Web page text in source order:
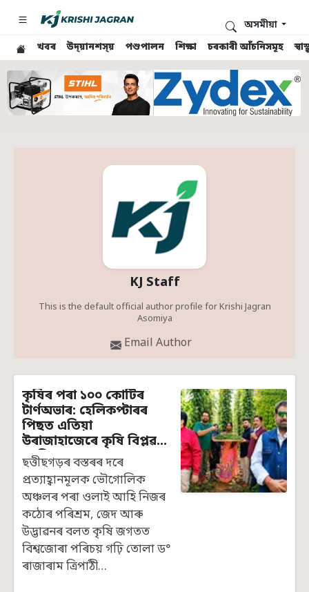
খবৰ উদ্য়ানশস্য় পশুপালন শিক্ষা চৰকাৰী আঁচনিসমূহ
অসমীয়া
KJ Staff
This is the default official author profile for Krishi Jagran
Asomiya
Email Author
কৃষিৰ পৰা ১০০ কোটিৰ
টাৰ্ণঅভাৰ: হেলিকপ্টাৰৰ
পিছত এতিয়া
উৰাজাহাজেৰে কৃষি বিপ্লৱ
আনিব ড° ৰাজাৰাম
ত্ৰিপাঠীয়ে
ছত্তীছগড়ৰ বস্তৰৰ দৰে
প্ৰত্যাহ্বানমূলক ভৌগোলিক
অঞ্চলৰ পৰা ওলাই আহি নিজৰ
কঠোৰ পৰিশ্ৰম, জেদ আৰু
উদ্ভাৱনৰ বলত কৃষি জগতত
বিশ্বজোৰা পৰিচয় গঢ়ি তোলা ড°
ৰাজাৰাম ত্ৰিপাঠী…